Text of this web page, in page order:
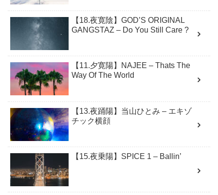
【18.夜寛陰】GOD’S ORIGINAL
GANGSTAZ – Do You Still Care ?
【11.夕寛陽】NAJEE – Thats The
Way Of The World
【13.夜踊陽】当山ひとみ – エキゾ
チック横顔
【15.夜乗陽】SPICE 1 – Ballin’